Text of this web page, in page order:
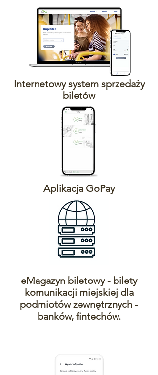
Internetowy system sprzedaży
biletów
Aplikacja GoPay
eMagazyn biletowy - bilety
komunikacji miejskiej dla
podmiotów zewnętrznych -
banków, fintechów.